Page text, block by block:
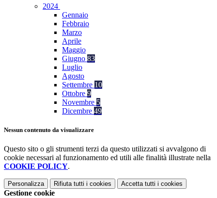
2024
Gennaio
Febbraio
Marzo
Aprile
Maggio
Giugno 83
Luglio
Agosto
Settembre 10
Ottobre 9
Novembre 5
Dicembre 49
Nessun contenuto da visualizzare
Questo sito o gli strumenti terzi da questo utilizzati si avvalgono di
cookie necessari al funzionamento ed utili alle finalità illustrate nella
COOKIE POLICY.
Personalizza Rifiuta tutti i cookies Accetta tutti i cookies
Gestione cookie